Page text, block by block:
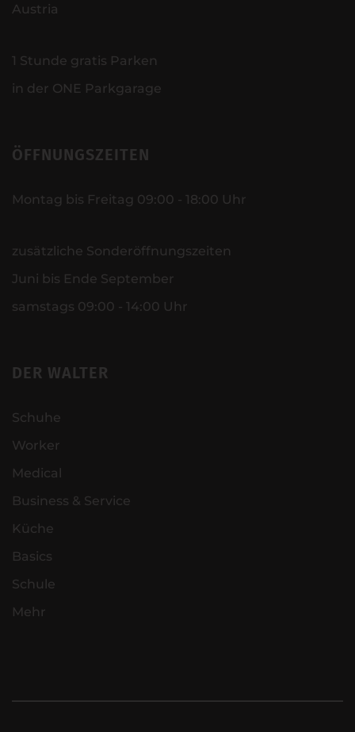
Austria
1 Stunde gratis Parken
in der ONE Parkgarage
ÖFFNUNGSZEITEN
Montag bis Freitag 09:00 - 18:00 Uhr
zusätzliche Sonderöffnungszeiten
Juni bis Ende September
samstags 09:00 - 14:00 Uhr
DER WALTER
Schuhe
Worker
Medical
Business & Service
Küche
Basics
Schule
Mehr